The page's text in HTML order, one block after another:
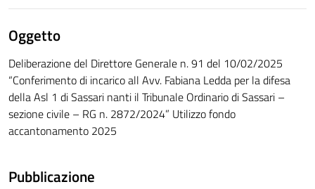
Oggetto
Deliberazione del Direttore Generale n. 91 del 10/02/2025
“Conferimento di incarico all Avv. Fabiana Ledda per la difesa
della Asl 1 di Sassari nanti il Tribunale Ordinario di Sassari –
sezione civile – RG n. 2872/2024” Utilizzo fondo
accantonamento 2025
Pubblicazione